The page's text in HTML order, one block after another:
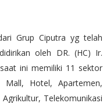
Grup Ciputra yg telah
oleh DR. (HC) Ir.
ini memiliki 11 sektor
Mall, Hotel, Apartemen,
Telekomunikasi